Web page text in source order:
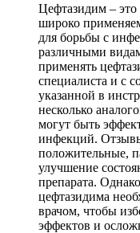
Цефтазидим –
широко
для борьбы с
различными
применять
специалиста и с
указанной в
несколько
могут быть
инфекций.
положительные,
улучшение
препарата.
цефтазидима
врачом, чтобы
эффектов и